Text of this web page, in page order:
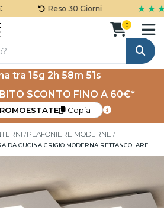
Reso 30 Giorni ★ ★ ★
Cerca
0
tra 15g 2h 58m 51s
SCONTO FINO A 60€*
Copia
PLAFONIERE MODERNE
DA CUCINA GRIGIO MODERNA RETTANGOLARE